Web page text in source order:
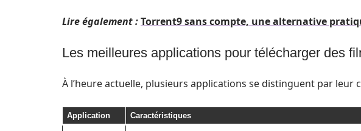
Lire également :Torrent9 sans compte, une alternative
Les meilleures applications pour télécharger des
À l’heure actuelle, plusieurs applications se distinguent par leur
Application Caractéristiques